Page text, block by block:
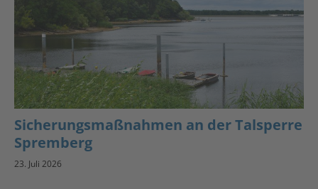
Sicherungsmaßnahmen an der Talsperre
Spremberg
23. Juli 2026